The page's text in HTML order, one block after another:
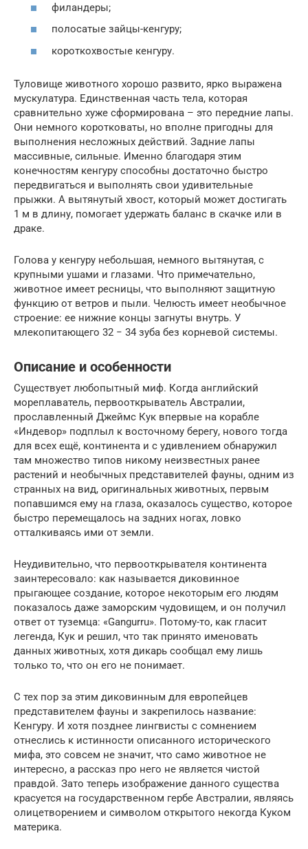
филандеры;
полосатые зайцы-кенгуру;
короткохвостые кенгуру.
Туловище животного хорошо развито, ярко выражена
мускулатура. Единственная часть тела, которая
сравнительно хуже сформирована – это передние лапы.
Они немного коротковаты, но вполне пригодны для
выполнения несложных действий. Задние лапы
массивные, сильные. Именно благодаря этим
конечностям кенгуру способны достаточно быстро
передвигаться и выполнять свои удивительные
прыжки. А вытянутый хвост, который может достигать
1 м в длину, помогает удержать баланс в скачке или в
драке.
Голова у кенгуру небольшая, немного вытянутая, с
крупными ушами и глазами. Что примечательно,
животное имеет ресницы, что выполняют защитную
функцию от ветров и пыли. Челюсть имеет необычное
строение: ее нижние концы загнуты внутрь. У
млекопитающего 32 − 34 зуба без корневой системы.
Описание и особенности
Существует любопытный миф. Когда английский
мореплаватель, первооткрыватель Австралии,
прославленный Джеймс Кук впервые на корабле
«Индевор» подплыл к восточному берегу, нового тогда
для всех ещё, континента и с удивлением обнаружил
там множество типов никому неизвестных ранее
растений и необычных представителей фауны, одним из
странных на вид, оригинальных животных, первым
попавшимся ему на глаза, оказалось существо, которое
быстро перемещалось на задних ногах, ловко
отталкиваясь ими от земли.
Неудивительно, что первооткрывателя континента
заинтересовало: как называется диковинное
прыгающее создание, которое некоторым его людям
показалось даже заморским чудовищем, и он получил
ответ от туземца: «Gangurru». Потому-то, как гласит
легенда, Кук и решил, что так принято именовать
данных животных, хотя дикарь сообщал ему лишь
только то, что он его не понимает.
С тех пор за этим диковинным для европейцев
представителем фауны и закрепилось название:
Кенгуру. И хотя позднее лингвисты с сомнением
отнеслись к истинности описанного исторического
мифа, это совсем не значит, что само животное не
интересно, а рассказ про него не является чистой
правдой. Зато теперь изображение данного существа
красуется на государственном гербе Австралии, являясь
олицетворением и символом открытого некогда Куком
материка.